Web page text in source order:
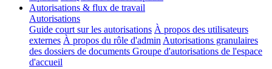
Autorisations & flux de travail
Autorisations
Guide court sur les autorisations À propos des utilisateurs
externes À propos du rôle d'admin Autorisations granulaires
des dossiers de documents Groupe d'autorisations de l'espace
d'accueil